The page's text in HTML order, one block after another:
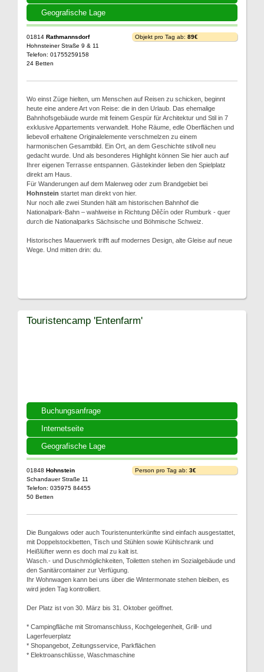
Geografische Lage
01814 Rathmannsdorf
Hohnsteiner Straße 9 & 11
Telefon: 01755259158
24 Betten
Objekt pro Tag ab: 89€
Wo einst Züge hielten, um Menschen auf Reisen zu schicken, beginnt
heute eine andere Art von Reise: die in den Urlaub. Das ehemalige
Bahnhofsgebäude wurde mit feinem Gespür für Architektur und Stil in 7
exklusive Appartements verwandelt. Hohe Räume, edle Oberflächen und
liebevoll erhaltene Originalelemente verschmelzen zu einem
harmonischen Gesamtbild. Ein Ort, an dem Geschichte stilvoll neu
gedacht wurde. Und als besonderes Highlight können Sie hier auch auf
Ihrer eigenen Terrasse entspannen. Gästekinder lieben den Spielplatz
direkt am Haus.
Für Wanderungen auf dem Malerweg oder zum Brandgebiet bei
Hohnstein startet man direkt von hier.
Nur noch alle zwei Stunden hält am historischen Bahnhof die
Nationalpark-Bahn – wahlweise in Richtung Děčín oder Rumburk - quer
durch die Nationalparks Sächsische und Böhmische Schweiz.
Historisches Mauerwerk trifft auf modernes Design, alte Gleise auf neue
Wege. Und mitten drin: du.
Buchungsanfrage
Internetseite
Geografische Lage
Touristencamp 'Entenfarm'
01848 Hohnstein
Schandauer Straße 11
Telefon: 035975 84455
50 Betten
Person pro Tag ab: 3€
Die Bungalows oder auch Touristenunterkünfte sind einfach ausgestattet,
mit Doppelstockbetten, Tisch und Stühlen sowie Kühlschrank und
Heißlüfter wenn es doch mal zu kalt ist.
Wasch.- und Duschmöglichkeiten, Toiletten stehen im Sozialgebäude und
den Sanitärcontainer zur Verfügung.
Ihr Wohnwagen kann bei uns über die Wintermonate stehen bleiben, es
wird jeden Tag kontrolliert.
Der Platz ist von 30. März bis 31. Oktober geöffnet.
* Campingfläche mit Stromanschluss, Kochgelegenheit, Grill- und
Lagerfeuerplatz
* Shopangebot, Zeitungsservice, Parkflächen
* Elektroanschlüsse, Waschmaschine